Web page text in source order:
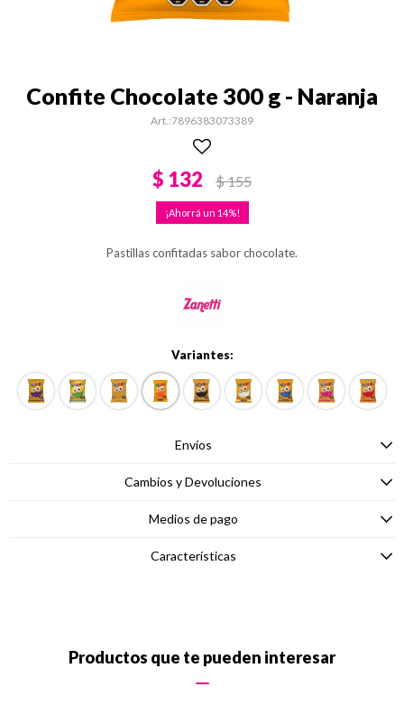
Confite Chocolate 300 g - Naranja
7896383073389
$ 132 $155
14
Pastillas confitadas sabor chocolate.
Variantes:
Envíos
Cambios y Devoluciones
Medios de pago
Características
Productos que te pueden interesar